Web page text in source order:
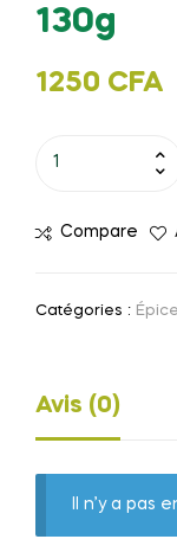
130g
1250 CFA
Carambar
Compare
Catégories :
Avis (0)
Il n’y a pas